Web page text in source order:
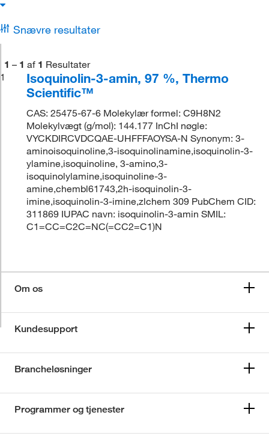
Snævre resultater
1 – 1 af 1 Resultater
1
Isoquinolin-3-amin, 97 %, Thermo
Scientific™
CAS: 25475-67-6 Molekylær formel: C9H8N2
Molekylvægt (g/mol): 144.177 InChI nøgle:
VYCKDIRCVDCQAE-UHFFFAOYSA-N Synonym: 3-
aminoisoquinoline,3-isoquinolinamine,isoquinolin-3-
ylamine,isoquinoline, 3-amino,3-
isoquinolylamine,isoquinoline-3-
amine,chembl61743,2h-isoquinolin-3-
imine,isoquinolin-3-imine,zlchem 309 PubChem CID:
311869 IUPAC navn: isoquinolin-3-amin SMIL:
C1=CC=C2C=NC(=CC2=C1)N
Om os
Kundesupport
Brancheløsninger
Programmer og tjenester